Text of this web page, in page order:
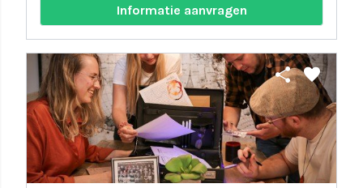
Informatie aanvragen
share favorite